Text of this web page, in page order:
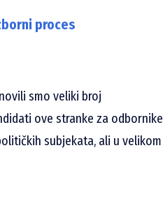
proces
smo veliki broj
ove stranke za odbornike
subjekata, ali u velikom